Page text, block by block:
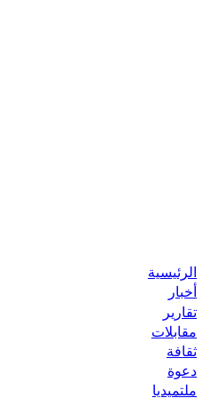
الرئيسية
أخبار
تقارير
مقابلات
ثقافة
دعوة
ملتميديا